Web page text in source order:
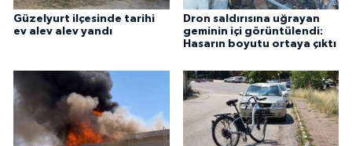
Güzelyurt ilçesinde tarihi
ev alev alev yandı
Dron saldırısına uğrayan
geminin içi görüntülendi:
Hasarın boyutu ortaya çıktı